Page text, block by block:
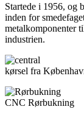
Startede i 1956, og
inden for
metalkomponenter
industrien.
kørsel fra
CNC Rørbukning